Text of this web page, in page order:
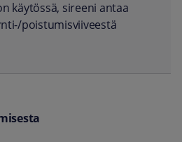
käytössä, sireeni antaa
poistumisviiveestä